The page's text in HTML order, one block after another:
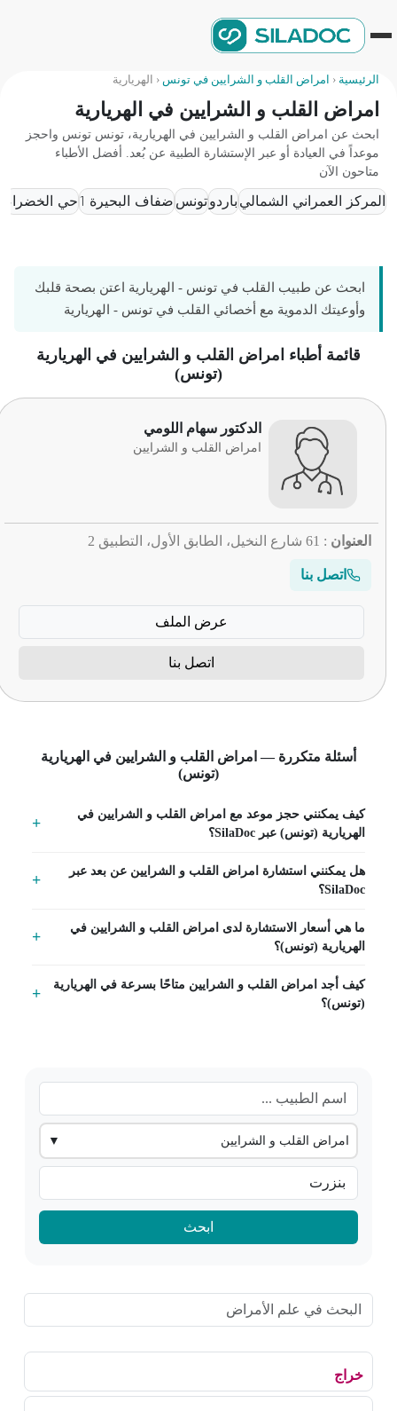
الرئيسية‹امراض القلب و الشرايين في تونس‹الهريارية
امراض القلب و الشرايين في الهريارية
ابحث عن امراض القلب و الشرايين في الهريارية، تونس تونس واحجز
موعداً في العيادة أو عبر الإستشارة الطبية عن بُعد. أفضل الأطباء
متاحون الآن
المركز العمراني الشماليباردوتونسضفاف البحيرة 1 حي الخضراء
امراض القلب و الشرايين
ابحث
خراج
ابحث عن طبيب القلب في تونس - الهريارية اعتن بصحة قلبك
وأوعيتك الدموية مع أخصائي القلب في تونس - الهريارية
قائمة أطباء امراض القلب و الشرايين في الهريارية
(تونس)
الدكتور سهام اللومي
امراض القلب و الشرايين
العنوان : 61 شارع النخيل، الطابق الأول، التطبيق 2
اتصل بنا
عرض الملف
اتصل بنا
أسئلة متكررة — امراض القلب و الشرايين في الهريارية
(تونس)
كيف يمكنني حجز موعد مع امراض القلب و الشرايين في
الهريارية (تونس) عبر SilaDoc؟
هل يمكنني استشارة امراض القلب و الشرايين عن بعد عبر
SilaDoc؟
ما هي أسعار الاستشارة لدى امراض القلب و الشرايين في
الهريارية (تونس)؟
كيف أجد امراض القلب و الشرايين متاحًا بسرعة في الهريارية
(تونس)؟